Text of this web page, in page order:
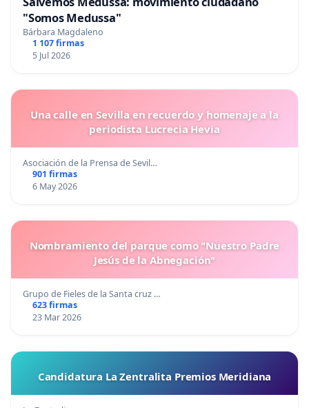
"Somos Medussa"
Bárbara Magdaleno
1 107 firmas
5 Jul 2026
Una calle en Sevilla en recuerdo y homenaje a la
periodista Lucrecia Hevia
Asociación de la Prensa de Sevil…
901 firmas
6 May 2026
Nombramiento del parque como "Nuestro Padre
Jesús de la Abnegación"
Grupo de Fieles de la Santa cruz …
623 firmas
23 Mar 2026
Candidatura La Zentralita Premios Meridiana